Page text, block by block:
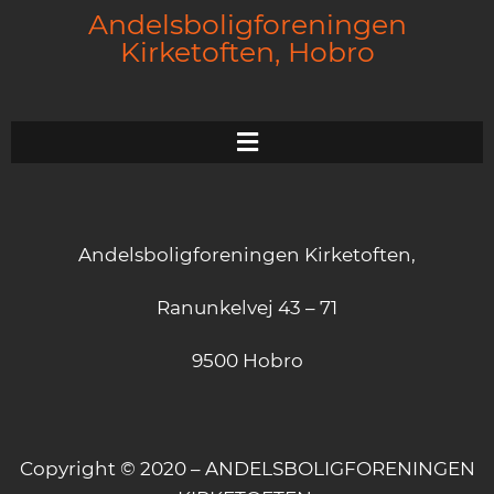
Andelsboligforeningen
Kirketoften, Hobro
Andelsboligforeningen Kirketoften,
Ranunkelvej 43 – 71
9500 Hobro
Copyright © 2020 – ANDELSBOLIGFORENINGEN